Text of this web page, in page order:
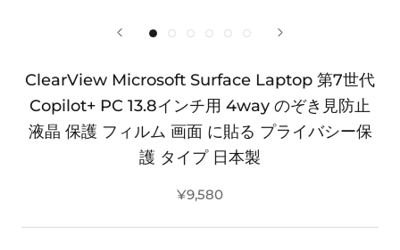
ClearView Microsoft Surface Laptop 第7世代
Copilot+ PC 13.8インチ用 4way のぞき見防止
液晶 保護 フィルム 画面 に貼る プライバシー保
護 タイプ 日本製
¥9,580